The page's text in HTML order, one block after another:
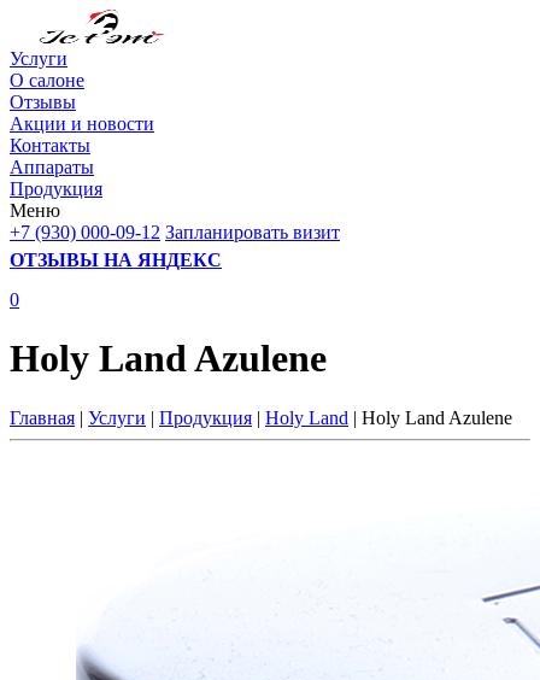
Услуги
О салоне
Отзывы
Акции и новости
Контакты
Аппараты
Продукция
Меню
+7 (930) 000-09-12 Запланировать визит
ОТЗЫВЫ НА ЯНДЕКС
0
Holy Land Azulene
Главная | Услуги | Продукция | Holy Land | Holy Land Azulene